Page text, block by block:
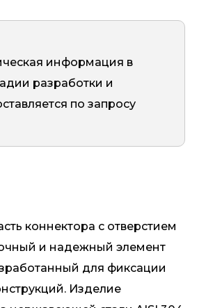
информация в
разработки и
по запросу
коннектора с отверстием
и надежный элемент
для фиксации
Изделие